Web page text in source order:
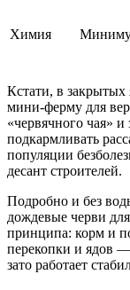
Химия
Кстати, в закрытых
мини‑ферму для
«червячного чая»
подкармливать
популяции
десант строителей.
Подробно и без
дождевые черви для
принципа: корм и
перекопки и ядов
зато работает